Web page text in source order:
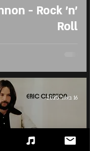
- Rock 'n'
Roll
16 באוג׳ 2025